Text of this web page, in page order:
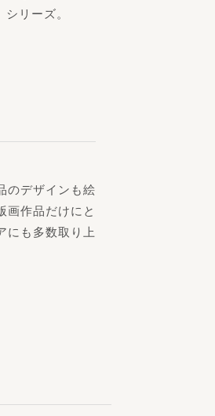
リーズ。
のデザインも絵
画作品だけにと
にも多数取り上